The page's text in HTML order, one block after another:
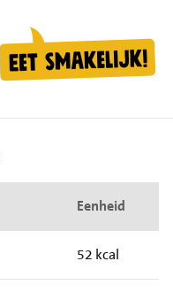
Eenheid
52 kcal